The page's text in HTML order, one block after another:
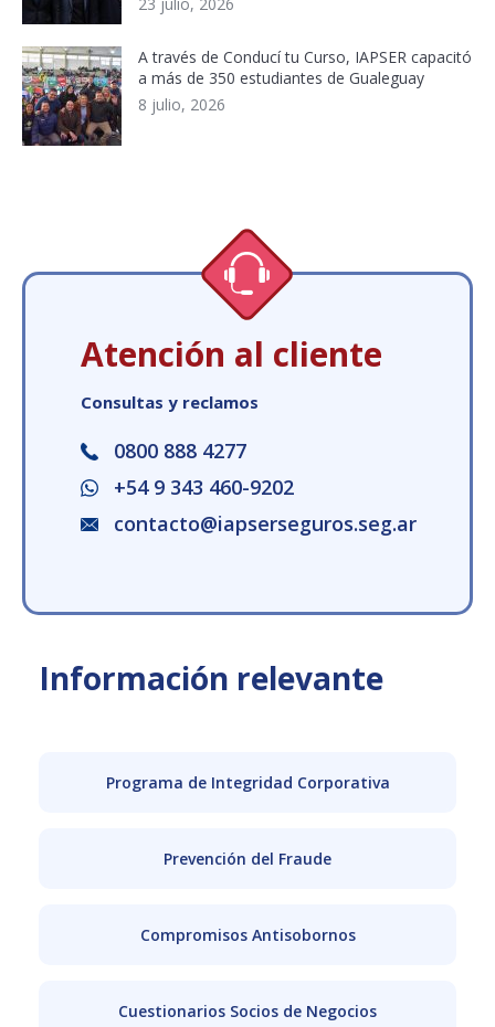
A través de Conducí tu Curso, IAPSER capacitó
a más de 350 estudiantes de Gualeguay
8 julio, 2026
Atención al cliente
Consultas y reclamos
0800 888 4277
+54 9 343 460-9202
contacto@iapserseguros.seg.ar
Información relevante
Programa de Integridad Corporativa
Prevención del Fraude
Compromisos Antisobornos
Cuestionarios Socios de Negocios